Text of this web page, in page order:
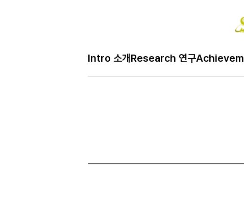
Intro 소개 Research 연구Achievem